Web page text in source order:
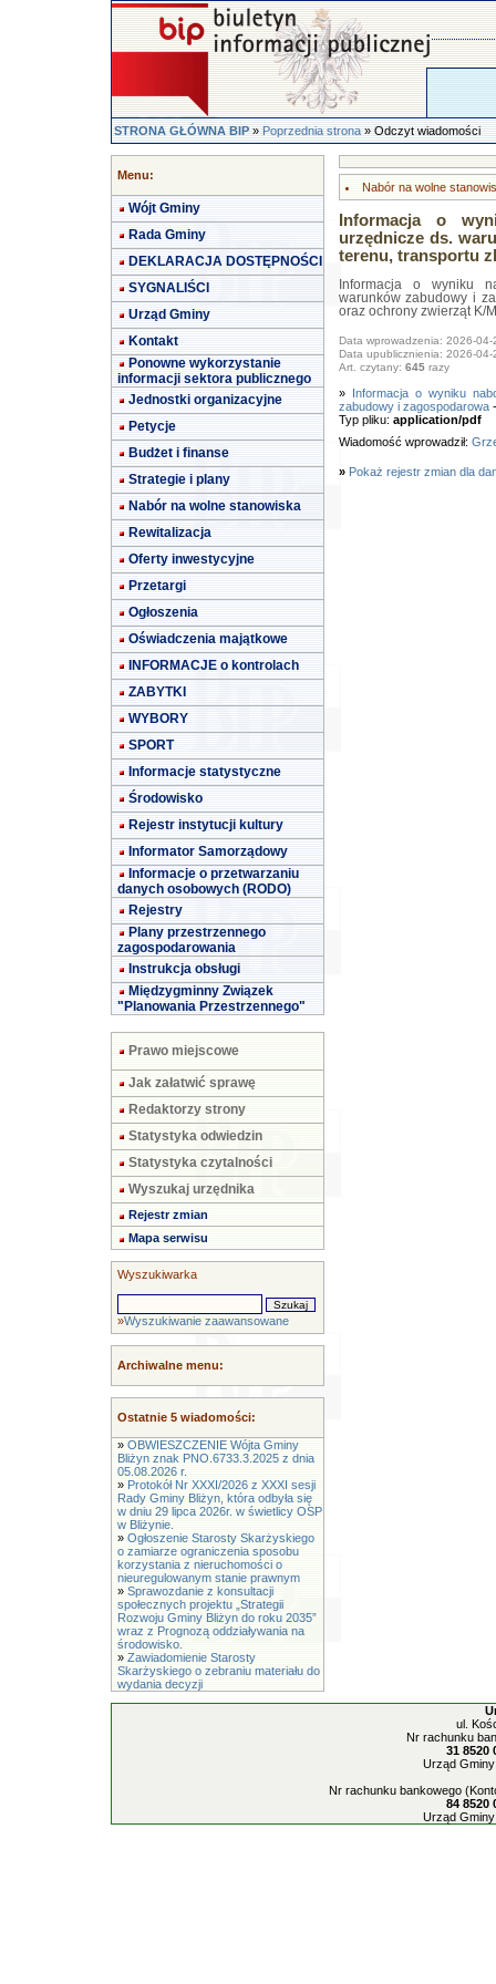
STRONA GŁÓWNA BIP»Poprzednia strona» Odczyt wiadomości
Menu:
Wójt Gminy
Rada Gminy
DEKLARACJA DOSTĘPNOŚCI
SYGNALIŚCI
Urząd Gminy
Kontakt
Ponowne wykorzystanie
informacji sektora publicznego
Jednostki organizacyjne
Petycje
Budżet i finanse
Strategie i plany
Nabór na wolne stanowiska
Rewitalizacja
Oferty inwestycyjne
Przetargi
Ogłoszenia
Oświadczenia majątkowe
INFORMACJE o kontrolach
ZABYTKI
WYBORY
SPORT
Informacje statystyczne
Środowisko
Rejestr instytucji kultury
Informator Samorządowy
Informacje o przetwarzaniu
danych osobowych (RODO)
Rejestry
Plany przestrzennego
zagospodarowania
Instrukcja obsługi
Międzygminny Związek
"Planowania Przestrzennego"
Prawo miejscowe
Jak załatwić sprawę
Redaktorzy strony
Statystyka odwiedzin
Statystyka czytalności
Wyszukaj urzędnika
Rejestr zmian
Mapa serwisu
Wyszukiwarka
»Wyszukiwanie zaawansowane
Archiwalne menu:
Ostatnie 5 wiadomości:
» OBWIESZCZENIE Wójta Gminy
Bliżyn znak PNO.6733.3.2025 z dnia
05.08.2026 r.
» Protokół Nr XXXI/2026 z XXXI sesji
Rady Gminy Bliżyn, która odbyła się
w dniu 29 lipca 2026r. w świetlicy OSP
w Bliżynie.
» Ogłoszenie Starosty Skarżyskiego
o zamiarze ograniczenia sposobu
korzystania z nieruchomości o
nieuregulowanym stanie prawnym
» Sprawozdanie z konsultacji
społecznych projektu „Strategii
Rozwoju Gminy Bliżyn do roku 2035”
wraz z Prognozą oddziaływania na
środowisko.
» Zawiadomienie Starosty
Skarżyskiego o zebraniu materiału do
wydania decyzji
Nabór na wolne
Informacja o
urzędnicze ds.
terenu, transportu
Informacja o wyniku
warunków zabudowy i
oraz ochrony zwierząt K/M
Data wprowadzenia: 2026-04-
Data upublicznienia: 2026-04-
Art. czytany: 645razy
» Informacja o wyniku
zabudowy i zagospodarowa-
Typ pliku: application/pdf
Wiadomość wprowadził:
» Pokaż rejestr zmian dla
ul.
Nr rachunku
31 8520
Urząd
Nr rachunku bankowego
84 8520
Urząd